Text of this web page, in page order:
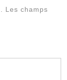
Les champs